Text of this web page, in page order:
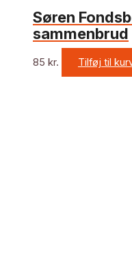
Søren
sammenbrud
85 kr. Tilføj til